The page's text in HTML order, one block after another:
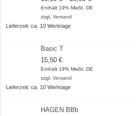
18,50 €
Enthält 19% MwSt. DE
zzgl.Versand
Lieferzeit: ca. 10 Werktage
Basic T
15,50€
Enthält 19% MwSt. DE
zzgl.Versand
Lieferzeit: ca. 10 Werktage
HAGEN BBb